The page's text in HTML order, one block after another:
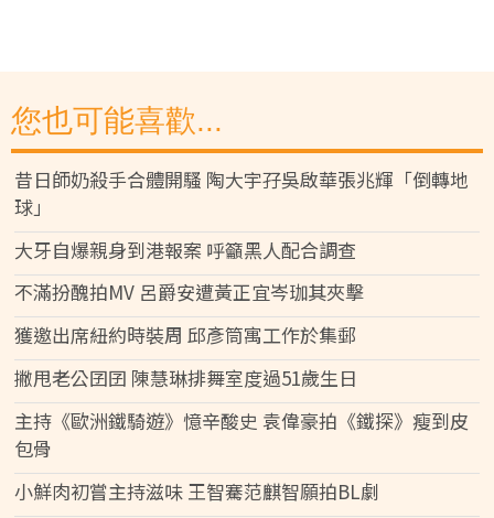
您也可能喜歡...
昔日師奶殺手合體開騷 陶大宇孖吳啟華張兆輝「倒轉地
球」
大牙自爆親身到港報案 呼籲黑人配合調查
不滿扮醜拍MV 呂爵安遭黃正宜岑珈其夾擊
獲邀出席紐約時裝周 邱彥筒寓工作於集郵
撇甩老公囝囝 陳慧琳排舞室度過51歲生日
主持《歐洲鐵騎遊》憶辛酸史 袁偉豪拍《鐵探》瘦到皮
包骨
小鮮肉初嘗主持滋味 王智騫范麒智願拍BL劇